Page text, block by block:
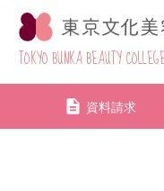
TOKYO BUNKA BEAUTY
資料請求